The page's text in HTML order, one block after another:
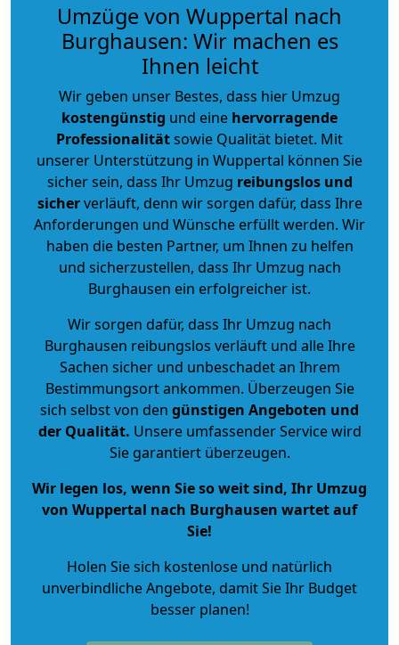
Umzüge von Wuppertal nach
Burghausen: Wir machen es
Ihnen leicht
Wir geben unser Bestes, dass hier Umzug
kostengünstig und eine hervorragende
Professionalitätsowie Qualität bietet. Mit
unserer Unterstützung in Wuppertal können Sie
sicher sein, dass Ihr Umzug reibungslos und
sicherverläuft, denn wir sorgen dafür, dass Ihre
Anforderungen und Wünsche erfüllt werden. Wir
haben die besten Partner, um Ihnen zu helfen
und sicherzustellen, dass Ihr Umzug nach
Burghausen ein erfolgreicher ist.
Wir sorgen dafür, dass Ihr Umzug nach
Burghausen reibungslos verläuft und alle Ihre
Sachen sicher und unbeschadet an Ihrem
Bestimmungsort ankommen. Überzeugen Sie
sich selbst von den günstigen Angeboten und
der Qualität. Unsere umfassender Service wird
Sie garantiert überzeugen.
Wir legen los, wenn Sie so weit sind, Ihr Umzug
von Wuppertal nach Burghausen wartet auf
Sie!
Holen Sie sich kostenlose und natürlich
unverbindliche Angebote, damit Sie Ihr Budget
besser planen!